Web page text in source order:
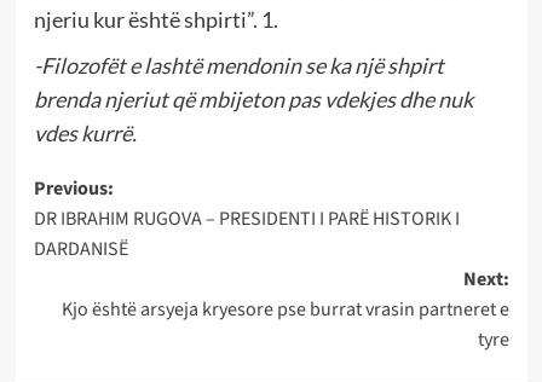
njeriu kur është shpirti”. 1.
-Filozofët e lashtë mendonin se ka një shpirt
brenda njeriut që mbijeton pas vdekjes dhe nuk
vdes kurrë.
Post
navigation
Previous:
DR IBRAHIM RUGOVA – PRESIDENTI I PARË HISTORIK I
DARDANISË
Next:
Kjo është arsyeja kryesore pse burrat vrasin partneret e
tyre